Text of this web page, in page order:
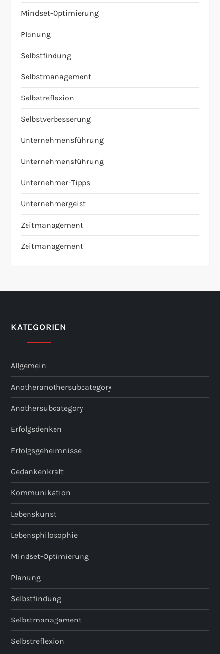
Mindset-Optimierung
Planung
Selbstfindung
Selbstmanagement
Selbstreflexion
Selbstverbesserung
Unternehmensführung
Unternehmensführung
Unternehmer-Tipps
Unternehmergeist
Zeitmanagement
Zeitmanagement
KATEGORIEN
Allgemein
Anotheranothersubcategory
Anothersubcategory
Erfolgsdenken
Erfolgsgeheimnisse
Gedankenkraft
Kommunikation
Lebenskunst
Lebensphilosophie
Mindset-Optimierung
Planung
Selbstfindung
Selbstmanagement
Selbstreflexion